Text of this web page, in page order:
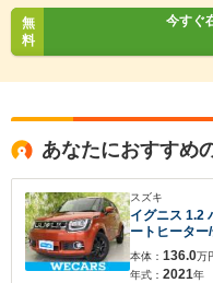
無
料
今すぐ
あなたにおすすめ
スズキ
イグニス 1.2
ートヒータ
LED/
イドリングス
本体： 136.0万
年式： 2021年